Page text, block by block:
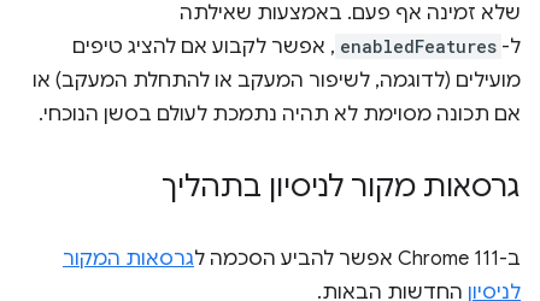
שלא זמינה אף פעם. באמצעות שאילתה
ל- enabledFeatures , אפשר לקבוע אם להציג טיפים
מועילים (לדוגמה, לשיפור המעקב או להתחלת המעקב) או
אם תכונה מסוימת לא תהיה נתמכת לעולם בסשן הנוכחי.
גרסאות מקור לניסיון בתהליך
ב-Chrome 111 אפשר להביע הסכמה ל
גרסאות המקור
לניסיון החדשות הבאות.